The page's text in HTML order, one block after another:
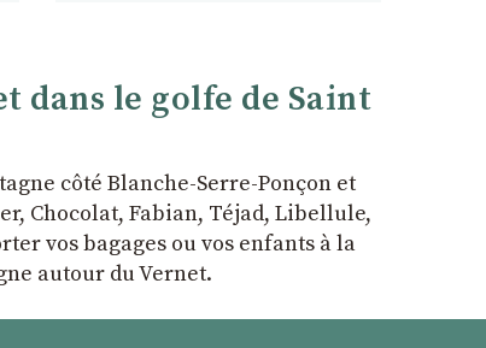
dans le golfe de Saint
côté Blanche-Serre-Ponçon et
Chocolat, Fabian, Téjad, Libellule,
vos bagages ou vos enfants à la
autour du Vernet.